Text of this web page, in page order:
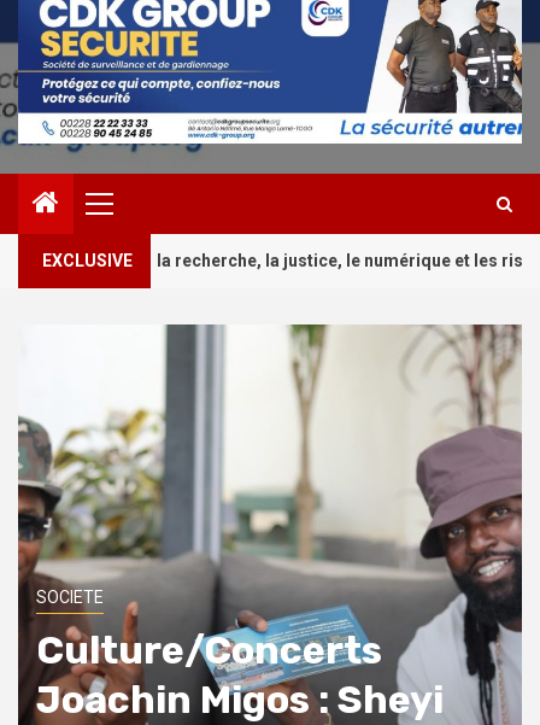
Primary
Menu
EXCLUSIVE
la justice, le numérique et les risques 2 Culture/
SOCIETE
Culture/Concerts
Joachin Migos : Sheyi